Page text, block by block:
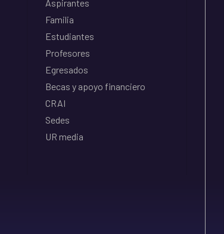
Aspirantes
Familia
Estudiantes
Profesores
Egresados
Becas y apoyo financiero
CRAI
Sedes
UR media